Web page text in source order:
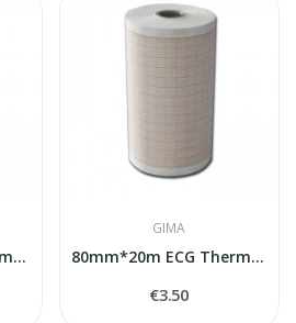
50mm*20m ECG Thermal paper
GIMA
80mm*20m ECG Thermal paper
€3.50